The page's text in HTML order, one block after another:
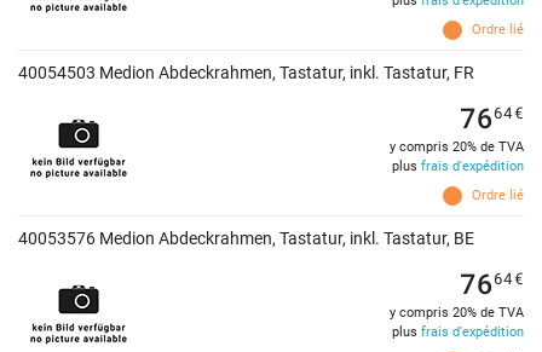
Ordre lié
40054503 Medion Abdeckrahmen, Tastatur, inkl. Tastatur, FR
Ordre lié
7664€
y compris 20% de TVA
plus frais d'expédition
40053576 Medion Abdeckrahmen, Tastatur, inkl. Tastatur, BE
7664€
y compris 20% de TVA
plus frais d'expédition